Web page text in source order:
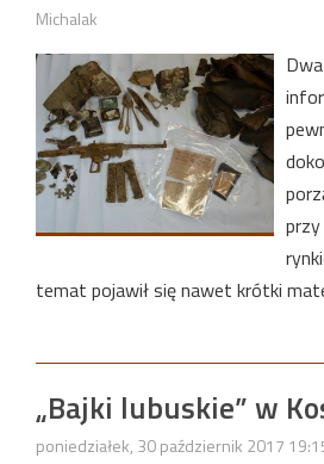
Michalak
temat pojawił się nawet krótki
„Bajki lubuskie” w
poniedziałek, 30 październik 2017